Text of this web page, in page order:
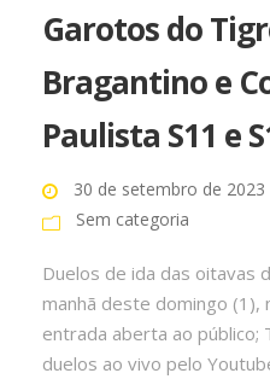
Garotos do
Bragantino e
Paulista S11 e
30 de setembro de 2023
Sem categoria
Duelos de ida das oitavas
manhã deste domingo (1),
entrada aberta ao
duelos ao vivo pelo